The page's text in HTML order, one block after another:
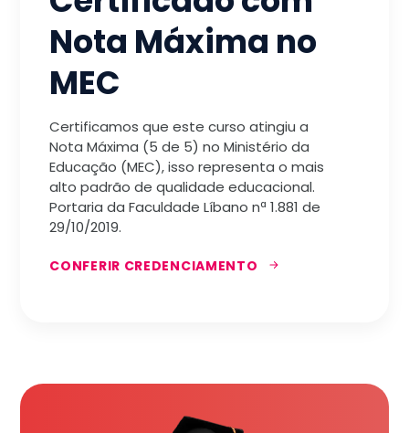
Nota Máxima no
MEC
Certificamos que este curso atingiu a
Nota Máxima (5 de 5) no Ministério da
Educação (MEC), isso representa o mais
alto padrão de qualidade educacional.
Portaria da Faculdade Líbano nª 1.881 de
29/10/2019.
CONFERIR CREDENCIAMENTO